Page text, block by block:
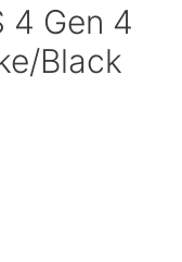
4 Gen 4
Black